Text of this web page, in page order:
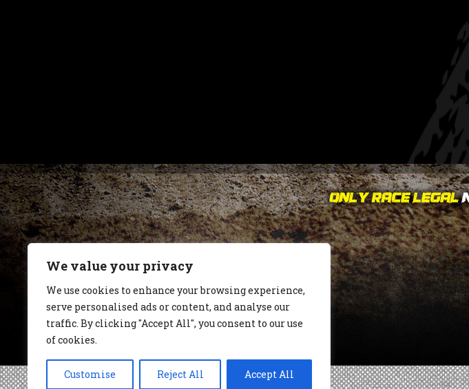
We value your privacy
We use cookies to enhance your browsing experience,
serve personalised ads or content, and analyse our
traffic. By clicking "Accept All", you consent to our use
of cookies.
Customise Reject All Accept All